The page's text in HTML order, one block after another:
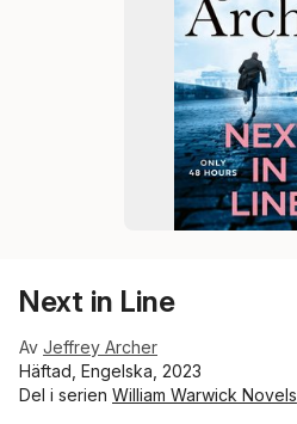
Next in Line
Av Jeffrey Archer
Häftad, Engelska, 2023
Del i serien William Warwick Novels